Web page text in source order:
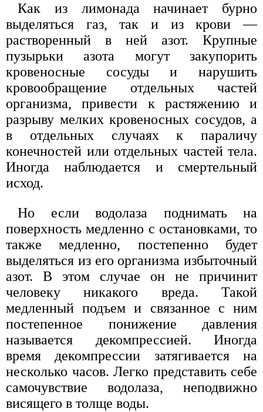
Как из лимонада начинает бурно
выделяться газ, так и из крови —
растворенный в ней азот. Крупные
пузырьки азота могут закупорить
кровеносные сосуды и нарушить
кровообращение отдельных частей
организма, привести к растяжению и
разрыву мелких кровеносных сосудов, а
в отдельных случаях к параличу
конечностей или отдельных частей тела.
Иногда наблюдается и смертельный
исход.
Но если водолаза поднимать на
поверхность медленно с остановками, то
также медленно, постепенно будет
выделяться из его организма избыточный
азот. В этом случае он не причинит
человеку никакого вреда. Такой
медленный подъем и связанное с ним
постепенное понижение давления
называется декомпрессией. Иногда
время декомпрессии затягивается на
несколько часов. Легко представить себе
самочувствие водолаза, неподвижно
висящего в толще воды.